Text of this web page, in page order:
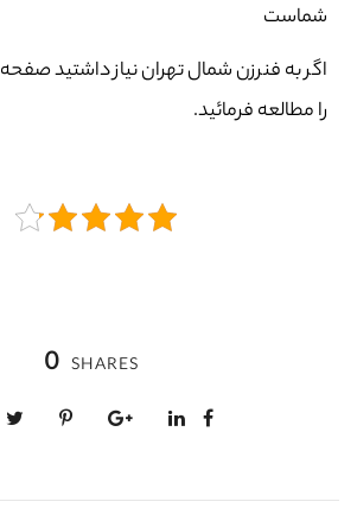
شماست
اگر به فنرزن شمال تهران نیاز داشتید صفحه
را مطالعه فرمائید.
0 SHARES